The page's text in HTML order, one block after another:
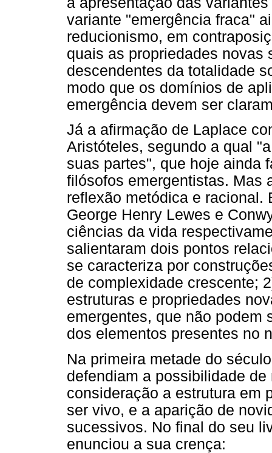
variante "emergência fraca"
reducionismo, em
quais as propriedades novas
descendentes da totalidade
modo que os domínios de
emergência devem ser
Já a afirmação de Laplace
Aristóteles, segundo a qual
suas partes", que hoje ainda
filósofos emergentistas. Mas
reflexão metódica e racional.
George Henry Lewes e
ciências da vida
salientaram dois pontos
se caracteriza por
de complexidade crescente;
estruturas e propriedades
emergentes, que não podem
dos elementos presentes no
Na primeira metade do
defendiam a possibilidade
consideração a estrutura em
ser vivo, e a aparição de
sucessivos. No final do seu
enunciou a sua crença: